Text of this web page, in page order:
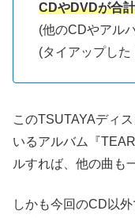
CDやDVDが合
(他のCDやアル
(タイアップし
このTSUTAYAディ
いるアルバム『
ルすれば、他の曲も
しかも今回のCD以